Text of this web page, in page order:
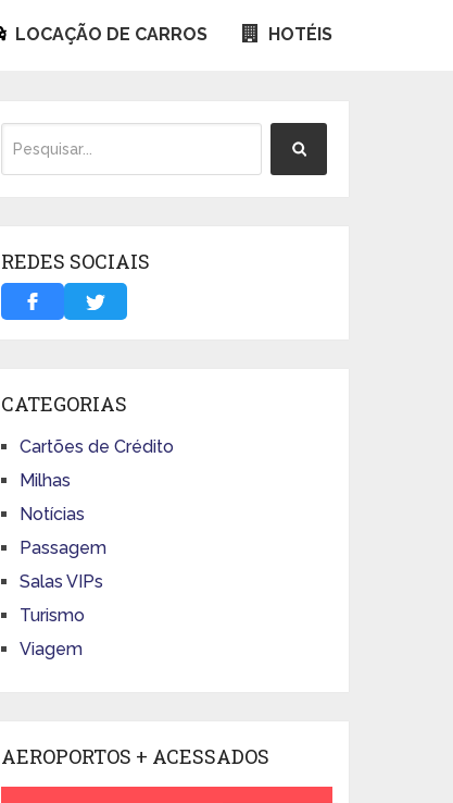
LOCAÇÃO DE CARROS HOTÉIS
REDES SOCIAIS
CATEGORIAS
Cartões de Crédito
Milhas
Notícias
Passagem
Salas VIPs
Turismo
Viagem
AEROPORTOS + ACESSADOS